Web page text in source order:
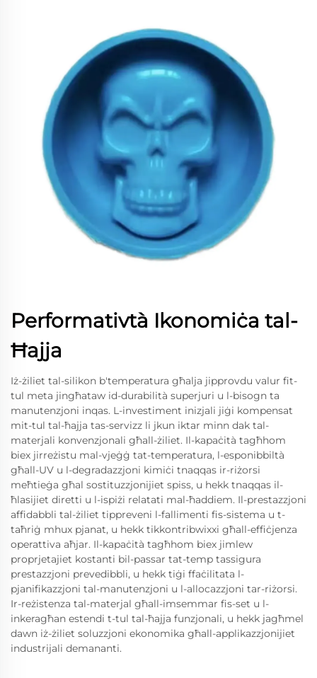
Performativtà Ikonomiċa tal-
Ħajja
Iż-żiliet tal-silikon b'temperatura għalja jipprovdu valur fit-
tul meta jingħataw id-durabilità superjuri u l-bisogn ta
manutenzjoni inqas. L-investiment inizjali jiġi kompensat
mit-tul tal-ħajja tas-servizz li jkun iktar minn dak tal-
materjali konvenzjonali għall-żiliet. Il-kapaċità tagħhom
biex jirreżistu mal-vjeġġ tat-temperatura, l-esponibbiltà
għall-UV u l-degradazzjoni kimiċi tnaqqas ir-riżorsi
meħtieġa għal sostituzzjonijiet spiss, u hekk tnaqqas il-
ħlasijiet diretti u l-ispiżi relatati mal-ħaddiem. Il-prestazzjoni
affidabbli tal-żiliet tippreveni l-fallimenti fis-sistema u t-
taħriġ mhux pjanat, u hekk tikkontribwixxi għall-effiċjenza
operattiva aħjar. Il-kapaċità tagħhom biex jimlew
proprjetajiet kostanti bil-passar tat-temp tassigura
prestazzjoni prevedibbli, u hekk tiġi ffaċilitata l-
pjanifikazzjoni tal-manutenzjoni u l-allocazzjoni tar-riżorsi.
Ir-reżistenza tal-materjal għall-imsemmar fis-set u l-
inkeragħan estendi t-tul tal-ħajja funzjonali, u hekk jagħmel
dawn iż-żiliet soluzzjoni ekonomika għall-applikazzjonijiet
industrijali demananti.